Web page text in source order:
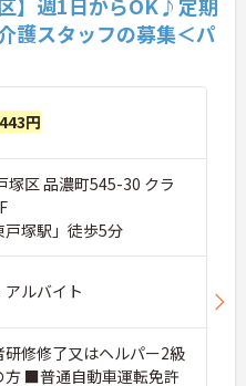
】週1日からOK♪定期
護スタッフの募集＜パ
円
塚区 品濃町545-30 クラ
戸塚駅」徒歩5分
ルバイト
修修了又はヘルパー2級
方 ■普通自動車運転免許